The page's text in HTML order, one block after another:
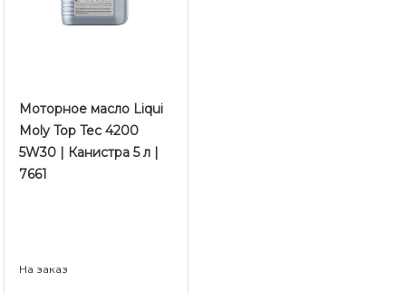
Моторное масло Liqui
Moly Top Tec 4200
5W30 | Канистра 5 л |
7661
На заказ